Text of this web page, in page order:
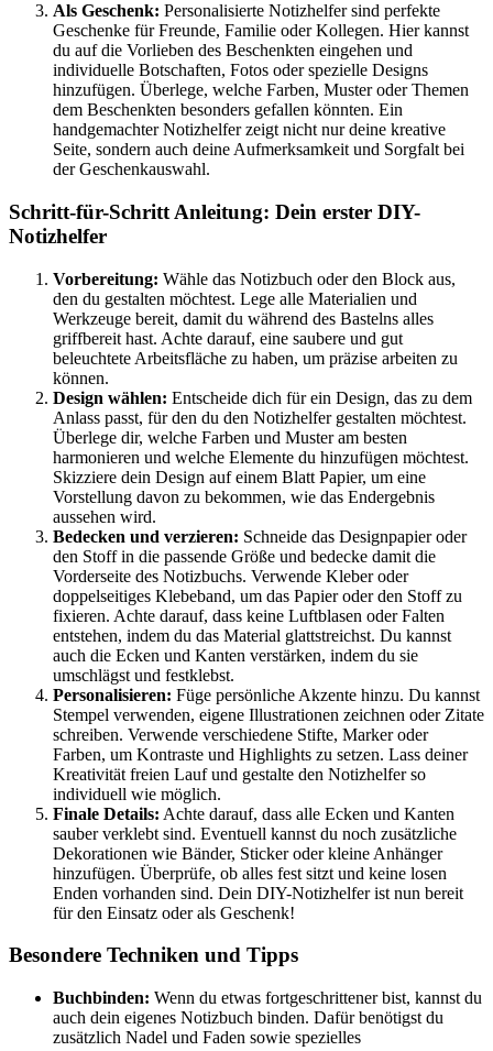
Als Geschenk: Personalisierte Notizhelfer sind perfekte
Geschenke für Freunde, Familie oder Kollegen. Hier kannst
du auf die Vorlieben des Beschenkten eingehen und
individuelle Botschaften, Fotos oder spezielle Designs
hinzufügen. Überlege, welche Farben, Muster oder Themen
dem Beschenkten besonders gefallen könnten. Ein
handgemachter Notizhelfer zeigt nicht nur deine kreative
Seite, sondern auch deine Aufmerksamkeit und Sorgfalt bei
der Geschenkauswahl.
Schritt-für-Schritt Anleitung: Dein erster DIY-
Notizhelfer
Vorbereitung: Wähle das Notizbuch oder den Block aus,
den du gestalten möchtest. Lege alle Materialien und
Werkzeuge bereit, damit du während des Bastelns alles
griffbereit hast. Achte darauf, eine saubere und gut
beleuchtete Arbeitsfläche zu haben, um präzise arbeiten zu
können.
Design wählen: Entscheide dich für ein Design, das zu dem
Anlass passt, für den du den Notizhelfer gestalten möchtest.
Überlege dir, welche Farben und Muster am besten
harmonieren und welche Elemente du hinzufügen möchtest.
Skizziere dein Design auf einem Blatt Papier, um eine
Vorstellung davon zu bekommen, wie das Endergebnis
aussehen wird.
Bedecken und verzieren: Schneide das Designpapier oder
den Stoff in die passende Größe und bedecke damit die
Vorderseite des Notizbuchs. Verwende Kleber oder
doppelseitiges Klebeband, um das Papier oder den Stoff zu
fixieren. Achte darauf, dass keine Luftblasen oder Falten
entstehen, indem du das Material glattstreichst. Du kannst
auch die Ecken und Kanten verstärken, indem du sie
umschlägst und festklebst.
Personalisieren: Füge persönliche Akzente hinzu. Du kannst
Stempel verwenden, eigene Illustrationen zeichnen oder Zitate
schreiben. Verwende verschiedene Stifte, Marker oder
Farben, um Kontraste und Highlights zu setzen. Lass deiner
Kreativität freien Lauf und gestalte den Notizhelfer so
individuell wie möglich.
Finale Details: Achte darauf, dass alle Ecken und Kanten
sauber verklebt sind. Eventuell kannst du noch zusätzliche
Dekorationen wie Bänder, Sticker oder kleine Anhänger
hinzufügen. Überprüfe, ob alles fest sitzt und keine losen
Enden vorhanden sind. Dein DIY-Notizhelfer ist nun bereit
für den Einsatz oder als Geschenk!
Besondere Techniken und Tipps
Buchbinden: Wenn du etwas fortgeschrittener bist, kannst du
auch dein eigenes Notizbuch binden. Dafür benötigst du
zusätzlich Nadel und Faden sowie spezielles